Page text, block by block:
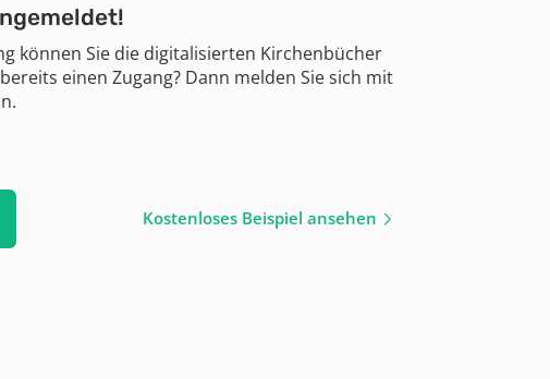
können Sie die digitalisierten Kirchenbücher
einen Zugang? Dann melden Sie sich mit
Kostenloses Beispiel ansehen